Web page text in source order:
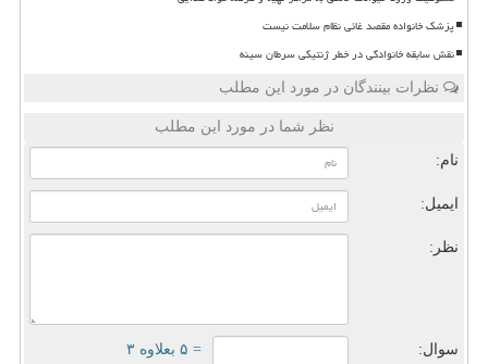
پزشک خانواده مقصد غائی نظام سلامت نیست
نقش سابقه خانوادگی در خطر ژنتیکی سرطان سینه
نظرات بینندگان در مورد این مطلب
نظر شما در مورد این مطلب
نام:
ایمیل:
نظر:
سوال: = ۵ بعلاوه ۳